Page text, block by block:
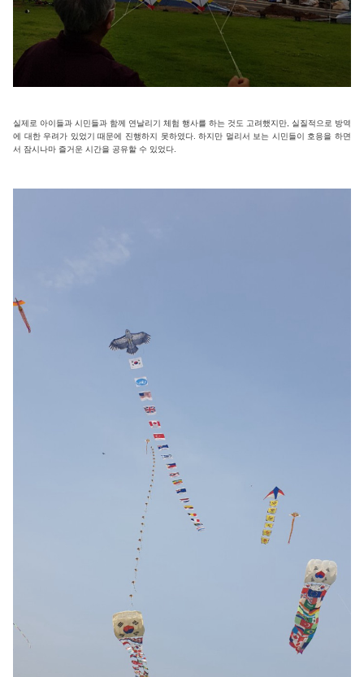
실제로 아이들과 시민들과 함께 연날리기 체험 행사를 하는 것도 고려했지만, 실질적으로 방역
에 대한 우려가 있었기 때문에 진행하지 못하였다. 하지만 멀리서 보는 시민들이 호응을 하면
서 잠시나마 즐거운 시간을 공유할 수 있었다.